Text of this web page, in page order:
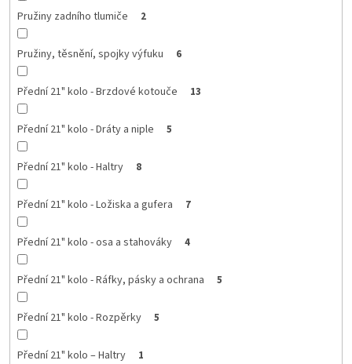
Pružiny zadního tlumiče 2
Pružiny, těsnění, spojky výfuku 6
Přední 21" kolo - Brzdové kotouče 13
Přední 21" kolo - Dráty a niple 5
Přední 21" kolo - Haltry 8
Přední 21" kolo - Ložiska a gufera 7
Přední 21" kolo - osa a stahováky 4
Přední 21" kolo - Ráfky, pásky a ochrana 5
Přední 21" kolo - Rozpěrky 5
Přední 21" kolo – Haltry 1